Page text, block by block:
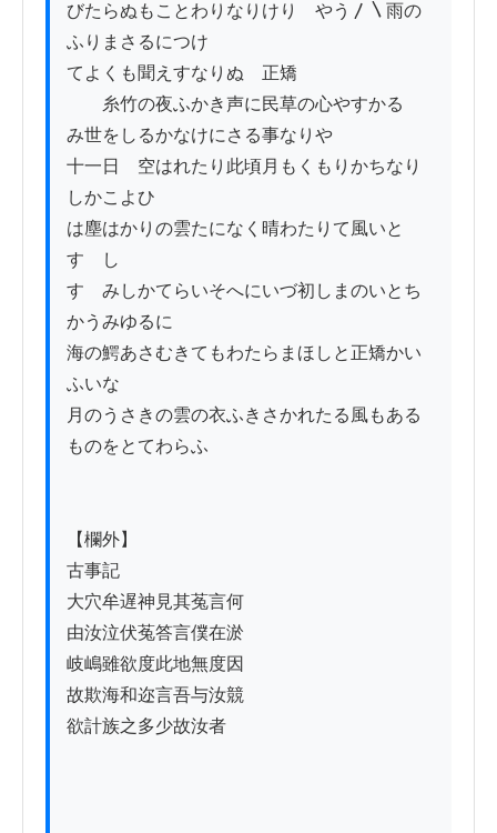
びたらぬもことわりなりけり　やう〳〵雨の
ふりまさるにつけ
てよくも聞えすなりぬ　正矯
糸竹の夜ふかき声に民草の心やすかる
み世をしるかなけにさる事なりや
十一日　空はれたり此頃月もくもりかちなり
しかこよひ
は塵はかりの雲たになく晴わたりて風いと
すゝし
すゝみしかてらいそへにいづ初しまのいとち
かうみゆるに
海の鰐あさむきてもわたらまほしと正矯かい
ふいな
月のうさきの雲の衣ふきさかれたる風もある
ものをとてわらふ
【欄外】
古事記
大穴牟遅神見其菟言何
由汝泣伏菟答言僕在淤
岐嶋雖欲度此地無度因
故欺海和迩言吾与汝競
欲計族之多少故汝者